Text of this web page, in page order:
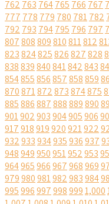
762 763 764765 766 767
777 778 779 780 781782
792 793 794795 796 797
807808809810811812
823824825826827828
838839840841842843
854855856857858859
870871872873874875
885886887888889890
901902903904905906
917918919920921922
932933934935936937
948949950951952953
964965966967968969
979980981982983984
9959969979989991,000